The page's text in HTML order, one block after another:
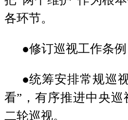
各环节。
●修订巡视工作条
●统筹安排常规巡
看”，有序推进中央
二轮巡视。